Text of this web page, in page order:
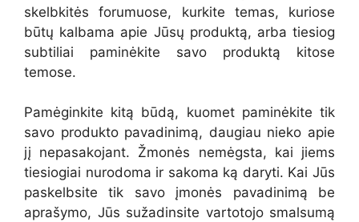
skelbkitės forumuose, kurkite temas, kuriose
būtų kalbama apie Jūsų produktą, arba tiesiog
subtiliai paminėkite savo produktą kitose
temose.
Pamėginkite kitą būdą, kuomet paminėkite tik
savo produkto pavadinimą, daugiau nieko apie
jį nepasakojant. Žmonės nemėgsta, kai jiems
tiesiogiai nurodoma ir sakoma ką daryti. Kai Jūs
paskelbsite tik savo įmonės pavadinimą be
aprašymo, Jūs sužadinsite vartotojo smalsumą